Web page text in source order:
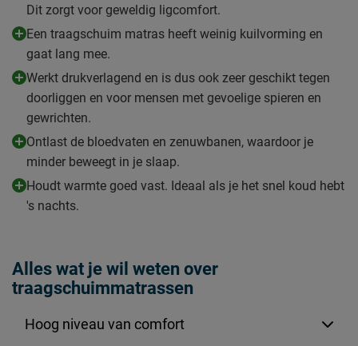
Dit zorgt voor geweldig ligcomfort.
Een traagschuim matras heeft weinig kuilvorming en
gaat lang mee.
Werkt drukverlagend en is dus ook zeer geschikt tegen
doorliggen en voor mensen met gevoelige spieren en
gewrichten.
Ontlast de bloedvaten en zenuwbanen, waardoor je
minder beweegt in je slaap.
Houdt warmte goed vast. Ideaal als je het snel koud hebt
's nachts.
Alles wat je wil weten over
traagschuimmatrassen
Hoog niveau van comfort